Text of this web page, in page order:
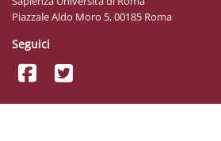
Piazzale Aldo Moro 5, 00185 Roma
Seguici